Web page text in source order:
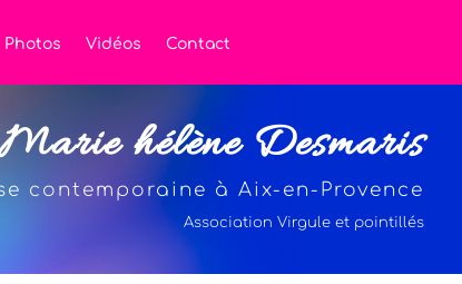
Photos Vidéos Contact
hélène Desmaris
contemporaine à Aix-en-Provence
Association Virgule et pointillés